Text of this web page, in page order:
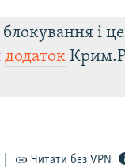
і
додаток
Читати без VPN